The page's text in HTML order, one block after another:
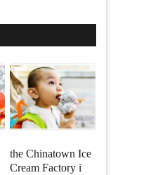
the Chinatown Ice
Cream Factory i